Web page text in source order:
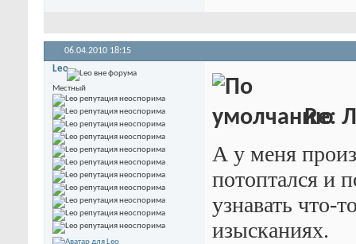
06.04.2010 18:15
Leo
Местный
Re:
А у меня
потоптался и
узнавать что-
изысканиях.